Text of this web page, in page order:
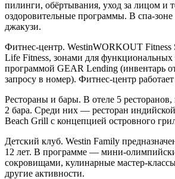
пилинги, обёртывания, уход за лицом и
оздоровительные программы. В спа-зоне
джакузи.
Фитнес-центр. WestinWORKOUT Fitness
Life Fitness, зонами для функциональных
программой GEAR Lending (инвентарь
запросу в номер). Фитнес-центр
Рестораны и бары. В отеле 5 ресторанов,
2 бара. Среди них — ресторан
Beach Grill с концепцией островного
Детский клуб. Westin Family
12 лет. В программе — мини-
сокровищами, кулинарные мастер-
другие активности.